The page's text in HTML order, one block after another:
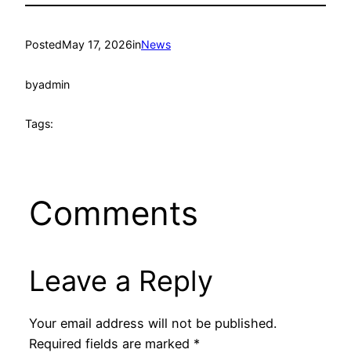
PostedMay 17, 2026inNews
byadmin
Tags:
Comments
Leave a Reply
Your email address will not be published.
Required fields are marked *